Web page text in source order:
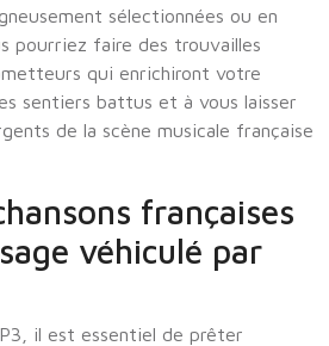
sélectionnées ou en
pourriez faire des trouvailles
qui enrichiront votre
sentiers battus et à vous laisser
de la scène musicale française
françaises
véhiculé par
il est essentiel de prêter